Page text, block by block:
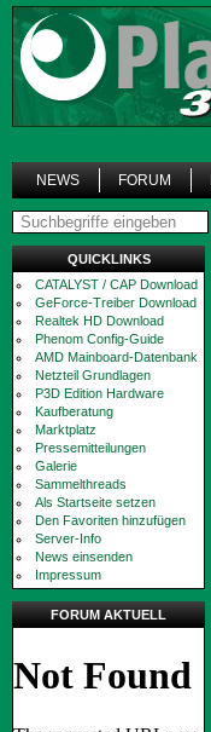
NEWS FORUM
QUICKLINKS
CATALYST / CAP Download
GeForce-Treiber Download
Realtek HD Download
Phenom Config-Guide
AMD Mainboard-Datenbank
Netzteil Grundlagen
P3D Edition Hardware
Kaufberatung
Marktplatz
Pressemitteilungen
Galerie
Sammelthreads
Als Startseite setzen
Den Favoriten hinzufügen
Server-Info
News einsenden
Impressum
FORUM AKTUELL